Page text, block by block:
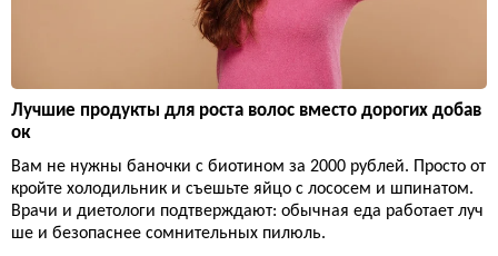
Лучшие продукты для роста волос вместо дорогих добав
ок
Вам не нужны баночки с биотином за 2000 рублей. Просто от
кройте холодильник и съешьте яйцо с лососем и шпинатом.
Врачи и диетологи подтверждают: обычная еда работает луч
ше и безопаснее сомнительных пилюль.